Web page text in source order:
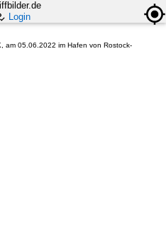
Login
am 05.06.2022 im Hafen von Rostock-